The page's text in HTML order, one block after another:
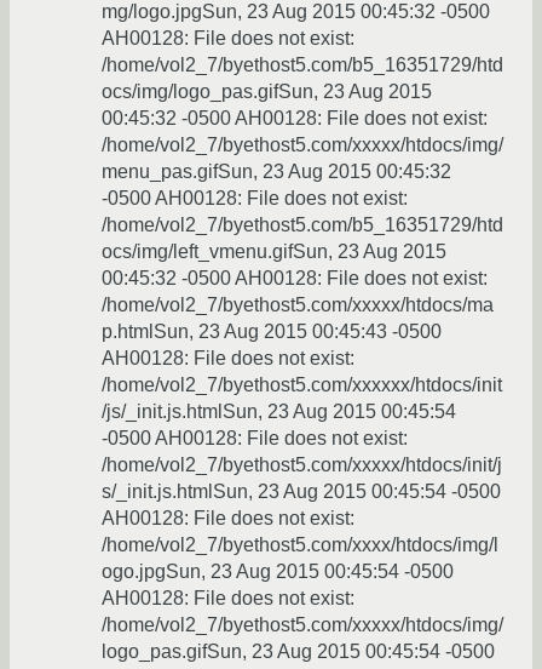
mg/logo.jpgSun, 23 Aug 2015 00:45:32 -0500
AH00128: File does not exist:
/home/vol2_7/byethost5.com/b5_16351729/htd
ocs/img/logo_pas.gifSun, 23 Aug 2015
00:45:32 -0500 AH00128: File does not exist:
/home/vol2_7/byethost5.com/xxxxx/htdocs/img/
menu_pas.gifSun, 23 Aug 2015 00:45:32
-0500 AH00128: File does not exist:
/home/vol2_7/byethost5.com/b5_16351729/htd
ocs/img/left_vmenu.gifSun, 23 Aug 2015
00:45:32 -0500 AH00128: File does not exist:
/home/vol2_7/byethost5.com/xxxxx/htdocs/ma
p.htmlSun, 23 Aug 2015 00:45:43 -0500
AH00128: File does not exist:
/home/vol2_7/byethost5.com/xxxxxx/htdocs/init
/js/_init.js.htmlSun, 23 Aug 2015 00:45:54
-0500 AH00128: File does not exist:
/home/vol2_7/byethost5.com/xxxxx/htdocs/init/j
s/_init.js.htmlSun, 23 Aug 2015 00:45:54 -0500
AH00128: File does not exist:
/home/vol2_7/byethost5.com/xxxx/htdocs/img/l
ogo.jpgSun, 23 Aug 2015 00:45:54 -0500
AH00128: File does not exist:
/home/vol2_7/byethost5.com/xxxxx/htdocs/img/
logo_pas.gifSun, 23 Aug 2015 00:45:54 -0500